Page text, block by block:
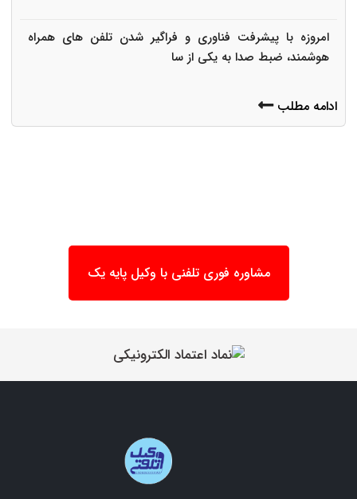
امروزه با پیشرفت فناوری و فراگیر شدن تلفن های همراه
هوشمند، ضبط صدا به یکی از سا
ادامه مطلب
مشاوره فوری تلفنی با وکیل پایه یک